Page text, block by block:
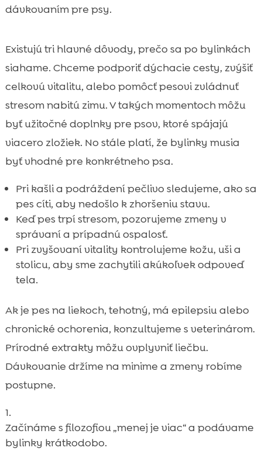
dávkovaním pre psy.
Existujú tri hlavné dôvody, prečo sa po bylinkách
siahame. Chceme podporiť dýchacie cesty, zvýšiť
celkovú vitalitu, alebo pomôcť pesovi zvládnuť
stresom nabitú zimu. V takých momentoch môžu
byť užitočné doplnky pre psov, ktoré spájajú
viacero zložiek. No stále platí, že bylinky musia
byť vhodné pre konkrétneho psa.
Pri kašli a podráždení pečlivo sledujeme, ako sa
pes cíti, aby nedošlo k zhoršeniu stavu.
Keď pes trpí stresom, pozorujeme zmeny v
správaní a prípadnú ospalosť.
Pri zvyšovaní vitality kontrolujeme kožu, uši a
stolicu, aby sme zachytili akúkoľvek odpoveď
tela.
Ak je pes na liekoch, tehotný, má epilepsiu alebo
chronické ochorenia, konzultujeme s veterinárom.
Prírodné extrakty môžu ovplyvniť liečbu.
Dávkovanie držíme na minime a zmeny robíme
postupne.
Začínáme s filozofiou „menej je viac“ a podávame
bylinky krátkodobo.